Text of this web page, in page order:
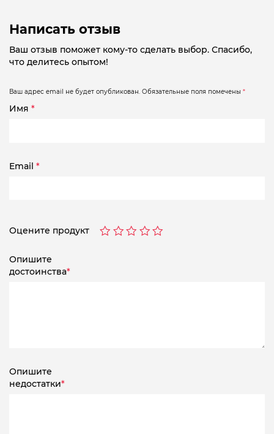
Написать отзыв
Ваш отзыв поможет кому-то сделать выбор. Спасибо,
что делитесь опытом!
Ваш адрес email не будет опубликован. Обязательные поля помечены *
Имя *
Email *
Оцените продукт
Опишите
достоинства*
Опишите
недостатки*